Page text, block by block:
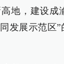
地，建设成
发展示范区